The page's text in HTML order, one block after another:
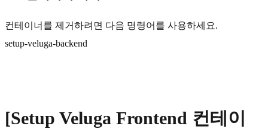
컨테이너를 제거하려면 다음 명령어를 사용하세요.
setup-veluga-backend
[Setup Veluga Frontend 컨테이